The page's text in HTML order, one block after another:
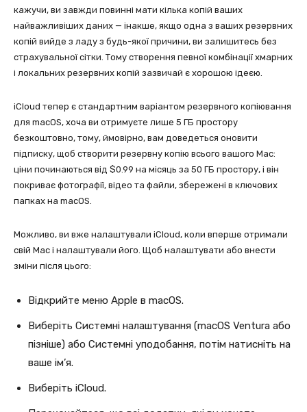
кажучи, ви завжди повинні мати кілька копій ваших
найважливіших даних — інакше, якщо одна з ваших резервних
копій вийде з ладу з будь-якої причини, ви залишитесь без
страхувальної сітки. Тому створення певної комбінації хмарних
і локальних резервних копій зазвичай є хорошою ідеєю.
iCloud тепер є стандартним варіантом резервного копіювання
для macOS, хоча ви отримуєте лише 5 ГБ простору
безкоштовно, тому, ймовірно, вам доведеться оновити
підписку, щоб створити резервну копію всього вашого Mac:
ціни починаються від $0.99 на місяць за 50 ГБ простору, і він
покриває фотографії, відео та файли, збережені в ключових
папках на macOS.
Можливо, ви вже налаштували iCloud, коли вперше отримали
свій Mac і налаштували його. Щоб налаштувати або внести
зміни після цього:
Відкрийте меню Apple в macOS.
Виберіть Системні налаштування (macOS Ventura або
пізніше) або Системні уподобання, потім натисніть на
ваше ім’я.
Виберіть iCloud.